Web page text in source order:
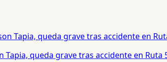
Tapia, queda grave tras accidente en